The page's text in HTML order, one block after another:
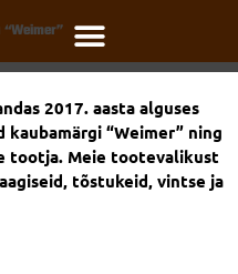
2017. aasta alguses
“Weimer” ning
tootja. Meie tootevalikust
tõstukeid, vintse ja